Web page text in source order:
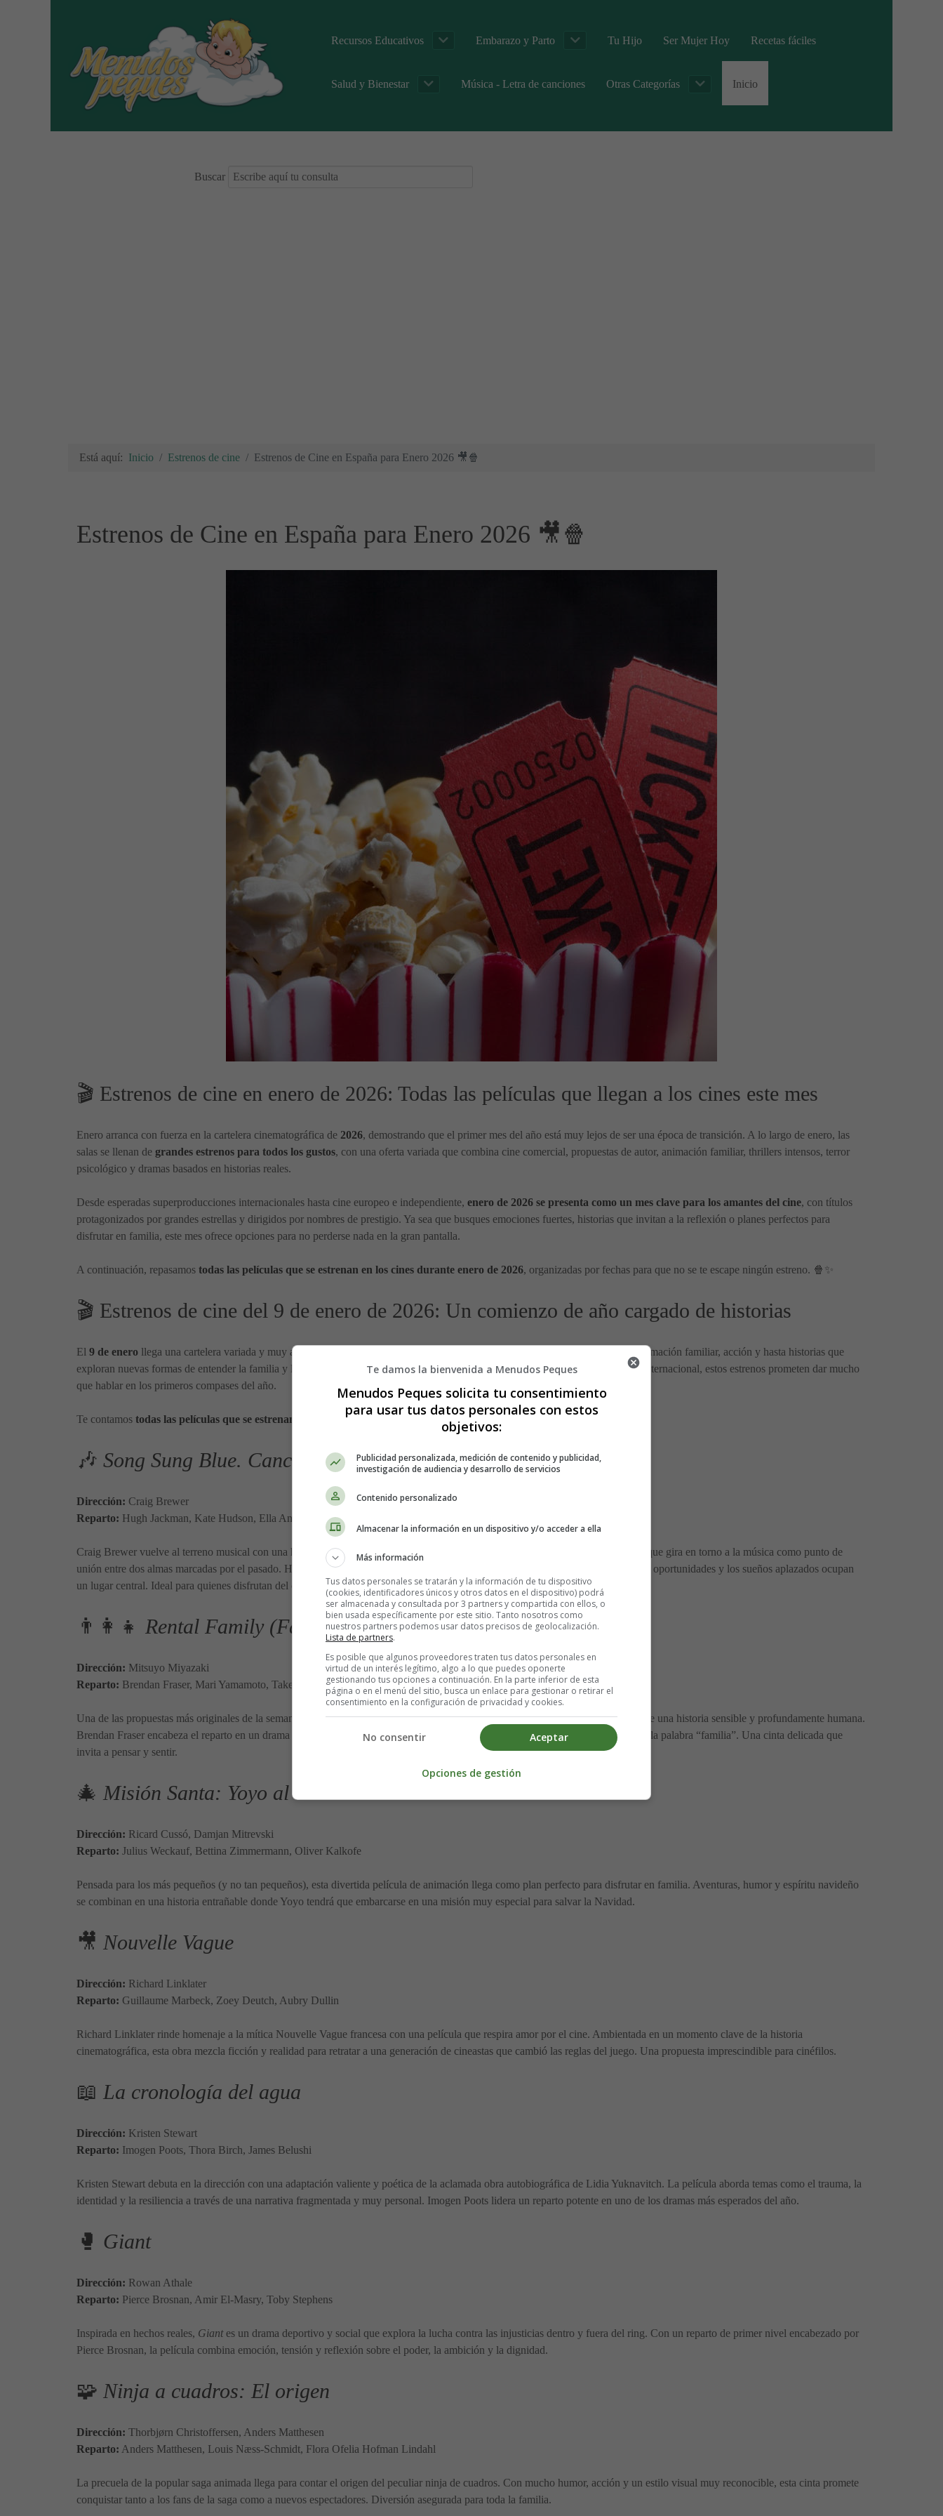
Recursos Educativos Embarazo y Parto Tu Hijo Ser Mujer Hoy Recetas fáciles
Salud y Bienestar Música - Letra de canciones Otras Categorías Inicio
Buscar
Está aquí: Inicio Estrenos de cine Estrenos de Cine en España para Enero 2026 🎥🍿
Estrenos de Cine en España para Enero 2026 🎥🍿
🎬 Estrenos de cine en enero de 2026: Todas las películas que llegan a los cines este mes
Enero arranca con fuerza en la cartelera cinematográfica de 2026, demostrando que el primer mes del año está muy lejos de ser una época de transición. A lo largo de enero, las
salas se llenan de grandes estrenos para todos los gustos, con una oferta variada que combina cine comercial, propuestas de autor, animación familiar, thrillers intensos, terror
psicológico y dramas basados en historias reales.
Desde esperadas superproducciones internacionales hasta cine europeo e independiente, enero de 2026 se presenta como un mes clave para los amantes del cine, con títulos
protagonizados por grandes estrellas y dirigidos por nombres de prestigio. Ya sea que busques emociones fuertes, historias que invitan a la reflexión o planes perfectos para
disfrutar en familia, este mes ofrece opciones para no perderse nada en la gran pantalla.
A continuación, repasamos todas las películas que se estrenan en los cines durante enero de 2026, organizadas por fechas para que no se te escape ningún estreno. 🍿✨
🎬 Estrenos de cine del 9 de enero de 2026: Un comienzo de año cargado de historias
El 9 de enero llega una cartelera variada y muy atractiva, con propuestas para todos los gustos: dramas intensos, cine de autor, animación familiar, acción y hasta historias que
exploran nuevas formas de entender la familia y la memoria. Desde grandes estrellas de Hollywood hasta directores de prestigio internacional, estos estrenos prometen dar mucho
que hablar en los primeros compases del año.
Te contamos todas las películas que se estrenan el 9 de enero de 2026 y por qué merece la pena tenerlas en el radar.
🎶 Song Sung Blue. Canción para dos
Dirección: Craig Brewer
Reparto: Hugh Jackman, Kate Hudson, Ella Anderson
Craig Brewer vuelve al terreno musical con una historia cargada de emoción y nostalgia.
es un drama romántico que gira en torno a la música como punto de
unión entre dos almas marcadas por el pasado. Hugh Jackman y Kate Hudson protagonizan este relato íntimo, donde las segundas oportunidades y los sueños aplazados ocupan
un lugar central. Ideal para quienes disfrutan del cine musical con corazón.
👨‍👩‍👧 Rental Family (Familia de alquiler)
Dirección: Mitsuyo Miyazaki
Reparto: Brendan Fraser, Mari Yamamoto, Takehiro Hira
Una de las propuestas más originales de la semana. Esta película explora el fenómeno japonés de las familias de alquiler a través de una historia sensible y profundamente humana.
Brendan Fraser encabeza el reparto en un drama que reflexiona sobre la soledad, los vínculos emocionales y el significado real de la palabra “familia”. Una cinta delicada que
invita a pensar y sentir.
🎄 Misión Santa: Yoyo al rescate
Dirección: Ricard Cussó, Damjan Mitrevski
Reparto: Julius Weckauf, Bettina Zimmermann, Oliver Kalkofe
Pensada para los más pequeños (y no tan pequeños), esta divertida película de animación llega como plan perfecto para disfrutar en familia. Aventuras, humor y espíritu navideño
se combinan en una historia entrañable donde Yoyo tendrá que embarcarse en una misión muy especial para salvar la Navidad.
🎥 Nouvelle Vague
Dirección: Richard Linklater
Reparto: Guillaume Marbeck, Zoey Deutch, Aubry Dullin
Richard Linklater rinde homenaje a la mítica Nouvelle Vague francesa con una película que respira amor por el cine. Ambientada en un momento clave de la historia
cinematográfica, esta obra mezcla ficción y realidad para retratar a una generación de cineastas que cambió las reglas del juego. Una propuesta imprescindible para cinéfilos.
📖 La cronología del agua
Dirección: Kristen Stewart
Reparto: Imogen Poots, Thora Birch, James Belushi
Kristen Stewart debuta en la dirección con una adaptación valiente y poética de la aclamada obra autobiográfica de Lidia Yuknavitch. La película aborda temas como el trauma, la
identidad y la resiliencia a través de una narrativa fragmentada y muy personal. Imogen Poots lidera un reparto potente en uno de los dramas más esperados del año.
🥊 Giant
Dirección: Rowan Athale
Reparto: Pierce Brosnan, Amir El-Masry, Toby Stephens
Inspirada en hechos reales, Giantes un drama deportivo y social que explora la lucha contra las injusticias dentro y fuera del ring. Con un reparto de primer nivel encabezado por
Pierce Brosnan, la película combina emoción, tensión y reflexión sobre el poder, la ambición y la dignidad.
🧩 Ninja a cuadros: El origen
Dirección: Thorbjørn Christoffersen, Anders Matthesen
Reparto: Anders Matthesen, Louis Næss-Schmidt, Flora Ofelia Hofman Lindahl
La precuela de la popular saga animada llega para contar el origen del peculiar ninja de cuadros. Con mucho humor, acción y un estilo visual muy reconocible, esta cinta promete
conquistar tanto a los fans de la saga como a nuevos espectadores. Diversión asegurada para toda la familia.
Te damos la bienvenida a Menudos Peques
Menudos Peques solicita tu consentimiento
para usar tus datos personales con estos
objetivos:
Publicidad personalizada, medición de contenido y publicidad,
investigación de audiencia y desarrollo de servicios
Contenido personalizado
Almacenar la información en un dispositivo y/o acceder a ella
Más información
Tus datos personales se tratarán y la información de tu dispositivo
(cookies, identificadores únicos y otros datos en el dispositivo) podrá
ser almacenada y consultada por 3 partners y compartida con ellos, o
bien usada específicamente por este sitio. Tanto nosotros como
nuestros partners podemos usar datos precisos de geolocalización.
Lista de partners.
Es posible que algunos proveedores traten tus datos personales en
virtud de un interés legítimo, algo a lo que puedes oponerte
gestionando tus opciones a continuación. En la parte inferior de esta
página o en el menú del sitio, busca un enlace para gestionar o retirar el
consentimiento en la configuración de privacidad y cookies.
Aceptar
No consentir
Opciones de gestión